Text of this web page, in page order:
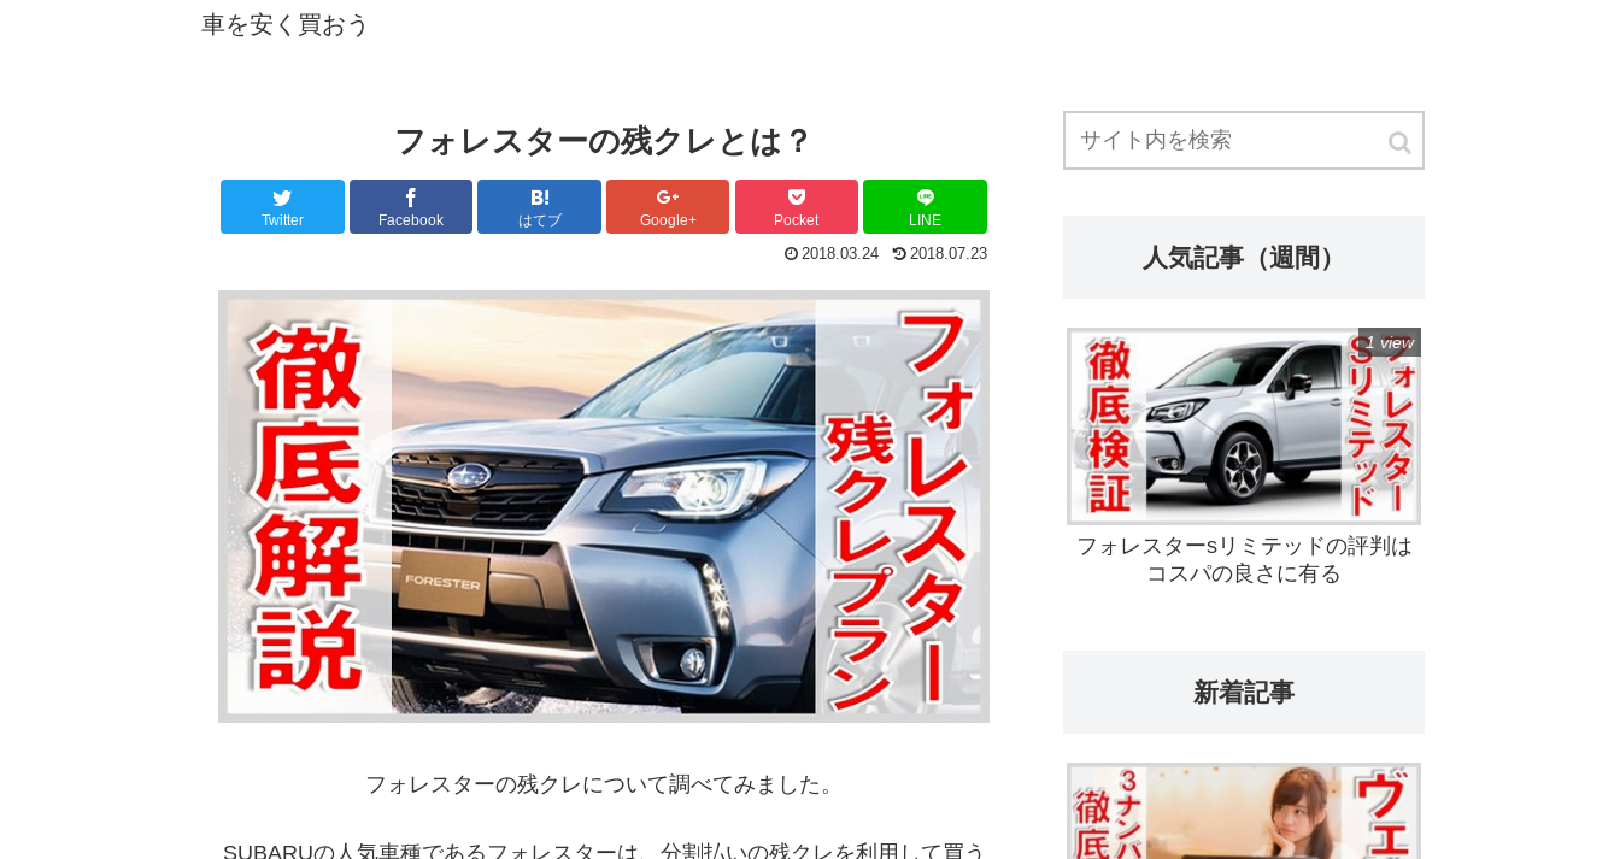
車を安く買おう
フォレスターの残クレとは？
Twitter Facebook はてブ Google+ Pocket LINE
2018.03.24 2018.07.23
フォレスターの残クレについて調べてみました。
SUBARUの人気車種であるフォレスターは、分割払いの残クレを利用して買う
人気記事（週間）
フォレスターsリミテッドの評判は
コスパの良さに有る
1 view
新着記事